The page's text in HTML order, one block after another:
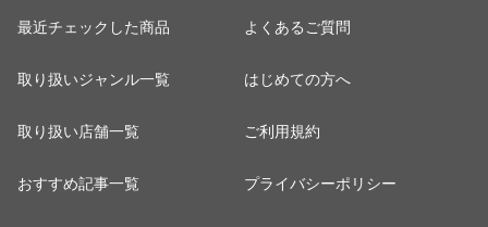
最近チェックした商品
取り扱いジャンル一覧
取り扱い店舗一覧
おすすめ記事一覧
よくあるご質問
はじめての方へ
ご利用規約
プライバシーポリシー